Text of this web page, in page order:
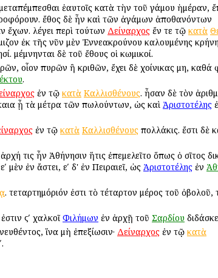
ἑαυτοῖς κατὰ τὴν τοῦ γάμου ἡμέραν,
ἔθος δὲ ἦν καὶ τῶν ἀγάμων ἀποθανόντων
ἔχων. λέγει περὶ τούτων Δείναρχος ἔν τε τῷ κατὰ
ἐκ τῆς νῦν μὲν Ἐννεακρούνου καλουμένης
μέμνηνται δὲ τοῦ ἔθους οἱ κωμικοί.
οἷον πυρῶν ἢ κριθῶν, ἔχει δὲ χοίνικας μη, καθά
.
ἐν τῷ κατὰ Καλλισθένους. ἦσαν δὲ τὸν
ᾖ τὰ μέτρα τῶν πωλούντων, ὡς καὶ Ἀριστοτέλης
ἐν τῷ κατὰ Καλλισθένους πολλάκις. ἔστι δὲ
τις ἦν Ἀθήνησιν ἥτις ἐπεμελεῖτο ὅπως ὁ σῖτος
μὲν ἐν ἄστει, εʹ δ' ἐν Πειραιεῖ, ὡς Ἀριστοτέλης ἐν
. τεταρτημόριόν ἐστι τὸ τέταρτον μέρος τοῦ ὀβολοῦ,
ϛʹ χαλκοῖ Φιλήμων ἐν ἀρχῇ τοῦ Σαρδίου
ἵνα μὴ ἐπεξίωσιν· Δείναρχος ἐν τῷ κατὰ